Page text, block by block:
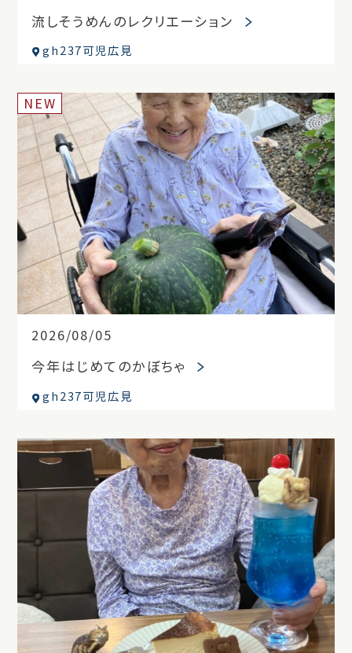
流しそうめんのレクリエーション
gh237可児広見
2026/08/05
NEW
今年はじめてのかぼちゃ
gh237可児広見